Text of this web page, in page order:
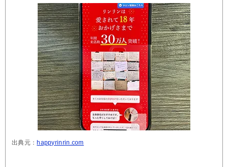
出典元： happyrinrin.com